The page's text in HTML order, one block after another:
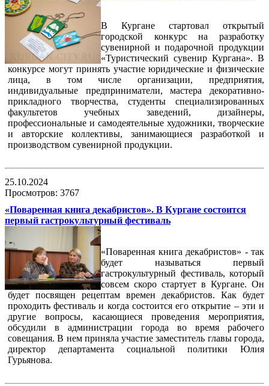
В Кургане стартовал открытый
городской конкурс на разработку
сувенирной и подарочной продукции
«Туристический сувенир Кургана». В
конкурсе могут принять участие юридические и физические
лица, в том числе организации, предприятия,
индивидуальные предприниматели, мастера декоративно-
прикладного творчества, студенты специализированных
факультетов учебных заведений, дизайнеры,
профессиональные и самодеятельные художники, творческие
и авторские коллективы, занимающиеся разработкой и
производством сувенирной продукции.
25.10.2024
Просмотров: 3767
«Поваренная книга декабристов». В Кургане состоится
первый гастрокультурный фестиваль
«Поваренная книга декабристов» - так
будет называться первый
гастрокультурный фестиваль, который
совсем скоро стартует в Кургане. Он
будет посвящен рецептам времен декабристов. Как будет
проходить фестиваль и когда состоится его открытие – эти и
другие вопросы, касающиеся проведения мероприятия,
обсудили в администрации города во время рабочего
совещания. В нем приняла участие заместитель главы города,
директор департамента социальной политики Юлия
Гурьянова.